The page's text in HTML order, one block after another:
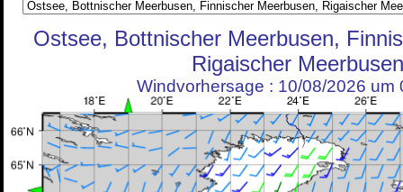
Ostsee, Bottnischer Meerbusen,
Rigaischer Meerbusen
Windvorhersage : 10/08/2026 um